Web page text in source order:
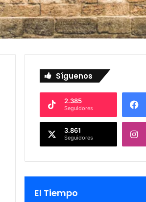
Síguenos
2.385
Seguidores
3.861
Seguidores
El Tiempo